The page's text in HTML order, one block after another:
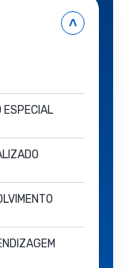
˄
ESPECIAL